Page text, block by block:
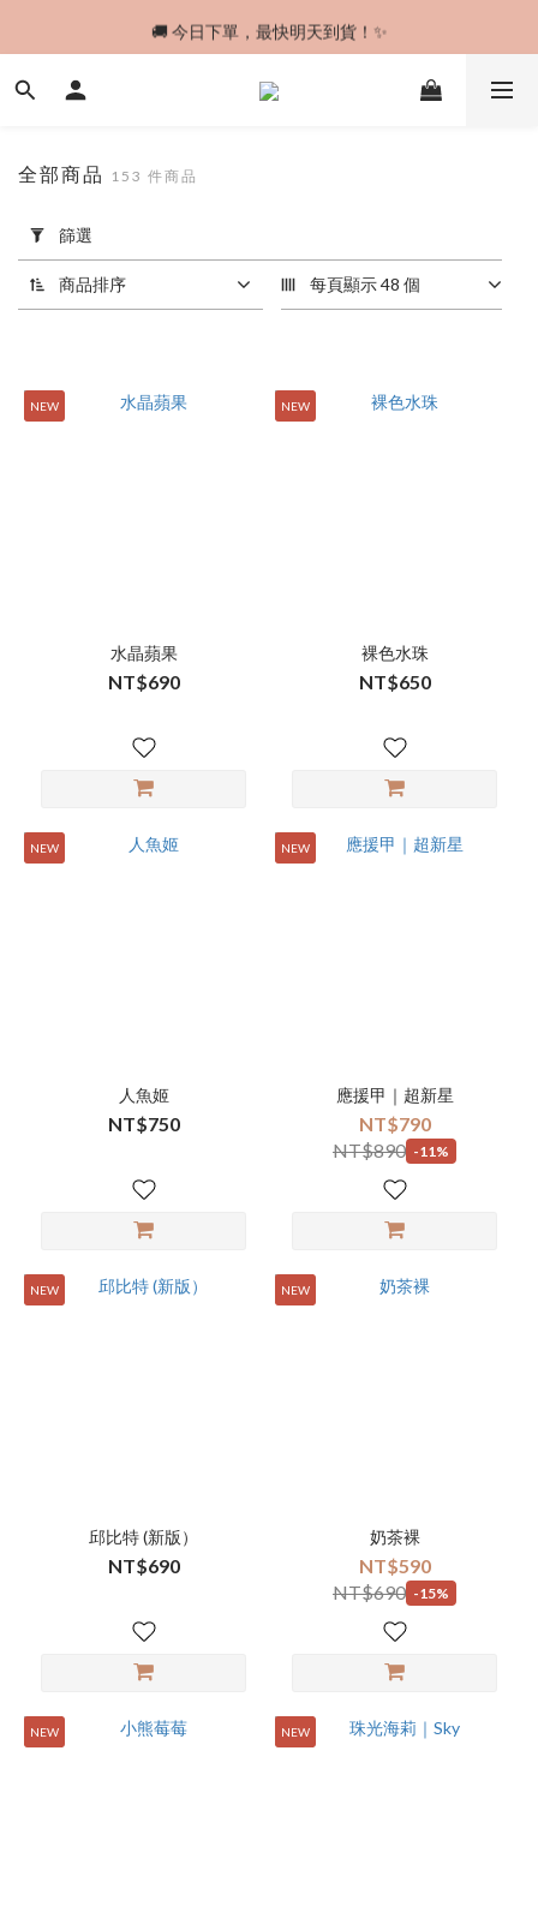
🚚 今日下單，最快明天到貨！✨
🚚 今日下單，最快明天到貨！✨
☀️ 夏日精選｜買三送一，最划算！ 💅
🚚 今日下單，最快明天到貨！✨
用
篩
選
(0/20)
(NT$)
全部商品 153 件商品
篩選
商品排序 每頁顯示 48 個
NEW
水晶蘋果
NT$690
NEW
裸色水珠
NT$650
NEW
人魚姬
NT$750
NEW
應援甲｜超新星
NT$790
NT$890 -11%
NEW
邱比特 (新版）
NT$690
NEW
奶茶裸
NT$590
NT$690 -15%
NEW NEW